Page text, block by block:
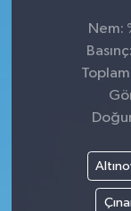
Nem:
Toplam